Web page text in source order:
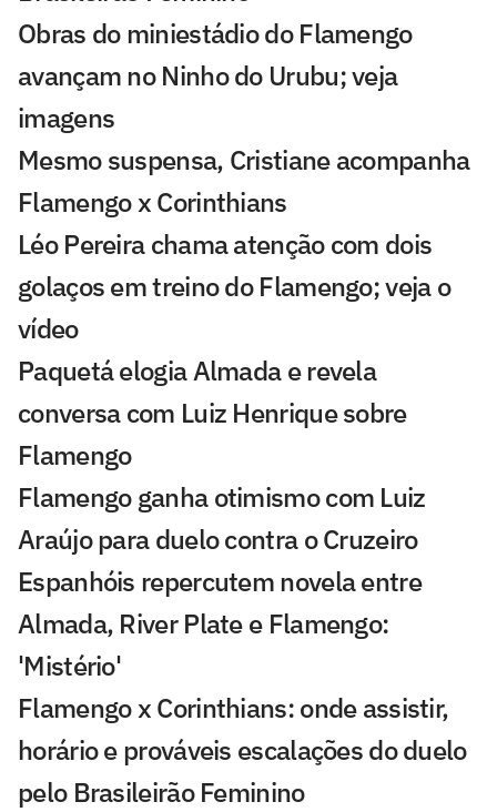
Obras do miniestádio do Flamengo
avançam no Ninho do Urubu; veja
imagens
Mesmo suspensa, Cristiane acompanha
Flamengo x Corinthians
Léo Pereira chama atenção com dois
golaços em treino do Flamengo; veja o
vídeo
Paquetá elogia Almada e revela
conversa com Luiz Henrique sobre
Flamengo
Flamengo ganha otimismo com Luiz
Araújo para duelo contra o Cruzeiro
Espanhóis repercutem novela entre
Almada, River Plate e Flamengo:
'Mistério'
Flamengo x Corinthians: onde assistir,
horário e prováveis escalações do duelo
pelo Brasileirão Feminino